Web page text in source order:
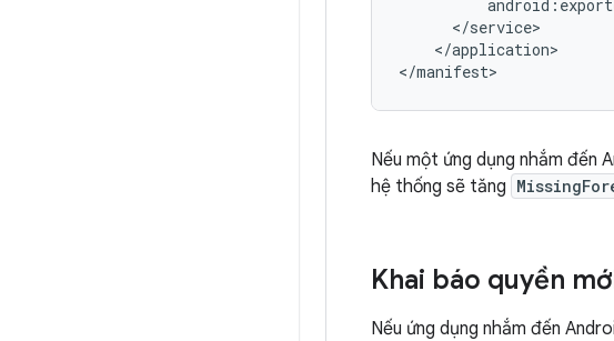
</application>
Nếu một ứng dụng nhắm đến
hệ thống sẽ tăng
Khai báo quyền
Nếu ứng dụng nhắm đến